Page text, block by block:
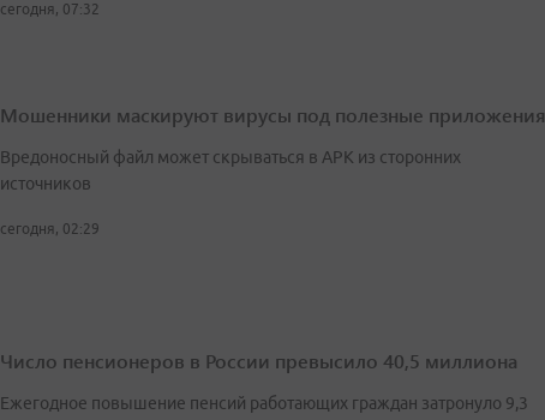
сегодня, 07:32
Мошенники маскируют вирусы под полезные приложения
Вредоносный файл может скрываться в APK из сторонних
источников
сегодня, 02:29
Число пенсионеров в России превысило 40,5 миллиона
Ежегодное повышение пенсий работающих граждан затронуло 9,3